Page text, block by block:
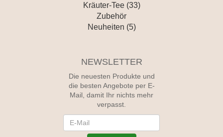
Kräuter-Tee (33)
Zubehör
Neuheiten (5)
NEWSLETTER
Die neuesten Produkte und
die besten Angebote per E-
Mail, damit Ihr nichts mehr
verpasst.